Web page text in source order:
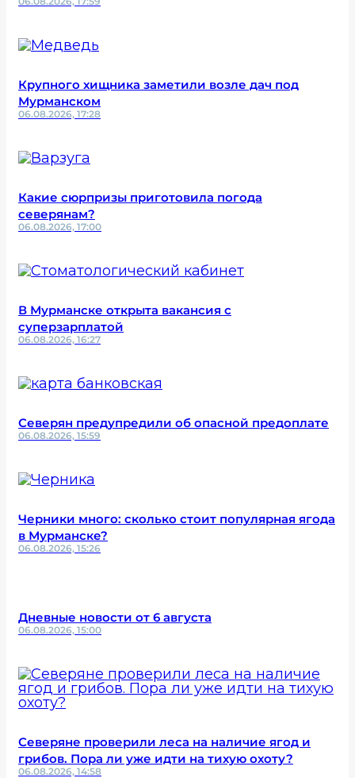
Крупного хищника заметили возле дач под
Мурманском
06.08.2026, 17:28
Какие сюрпризы приготовила погода
северянам?
06.08.2026, 17:00
В Мурманске открыта вакансия с
суперзарплатой
06.08.2026, 16:27
Северян предупредили об опасной предоплате
06.08.2026, 15:59
Черники много: сколько стоит популярная ягода
в Мурманске?
06.08.2026, 15:26
Дневные новости от 6 августа
06.08.2026, 15:00
Северяне проверили леса на наличие ягод и
грибов. Пора ли уже идти на тихую охоту?
06.08.2026, 14:58